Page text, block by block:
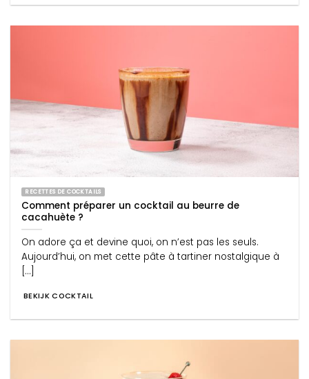
RECETTES DE COCKTAILS
Comment préparer un cocktail au beurre de
cacahuète ?
On adore ça et devine quoi, on n’est pas les seuls.
Aujourd’hui, on met cette pâte à tartiner nostalgique à
[...]
BEKIJK COCKTAIL